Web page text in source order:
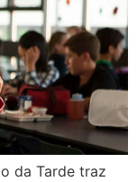
da Tarde traz